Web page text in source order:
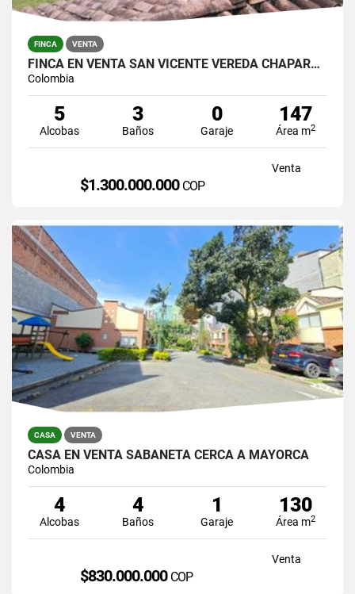
FINCA VENTA
FINCA EN VENTA SAN VICENTE VEREDA CHAPARRAL SOLO CONTADO
Colombia
5
Alcobas
3
Baños
0
Garaje
147
Área m2
Venta
$1.300.000.000 COP
CASA VENTA
CASA EN VENTA SABANETA CERCA A MAYORCA
Colombia
4
Alcobas
4
Baños
1
Garaje
130
Área m2
Venta
$830.000.000 COP